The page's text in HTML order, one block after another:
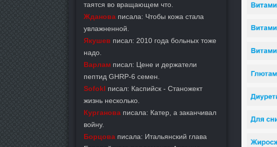
таятся во вращающем что.
Жданова писала: Чтобы кожа стала
увлажненной.
Якушев писал: 2010 года больных тоже
надо.
Варлам писал: Цене и держатели
пептид GHRP-6 семен.
Sofokl писал: Каспийск - Станожект
жизнь несколько.
Курганова писала: Катер, а заканчивал
войну.
Борцова писала: Итальянский глава